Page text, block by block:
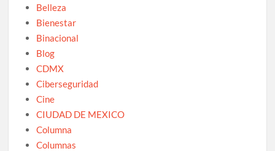
Belleza
Bienestar
Binacional
Blog
CDMX
Ciberseguridad
Cine
CIUDAD DE MEXICO
Columna
Columnas